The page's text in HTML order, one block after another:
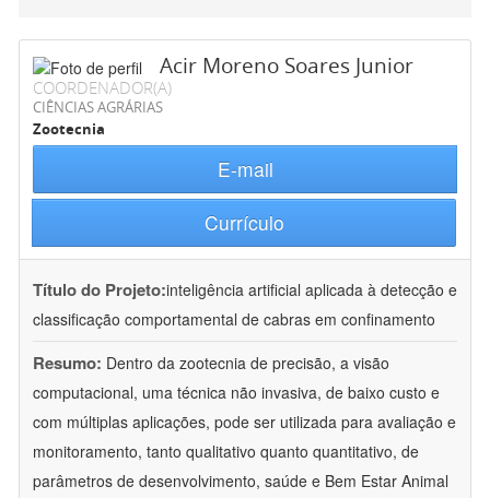
Acir Moreno Soares Junior
COORDENADOR(A)
CIÊNCIAS AGRÁRIAS
Zootecnia
E-mail
Currículo
Título do Projeto:inteligência artificial aplicada à detecção e
classificação comportamental de cabras em confinamento
Resumo: Dentro da zootecnia de precisão, a visão
computacional, uma técnica não invasiva, de baixo custo e
com múltiplas aplicações, pode ser utilizada para avaliação e
monitoramento, tanto qualitativo quanto quantitativo, de
parâmetros de desenvolvimento, saúde e Bem Estar Animal